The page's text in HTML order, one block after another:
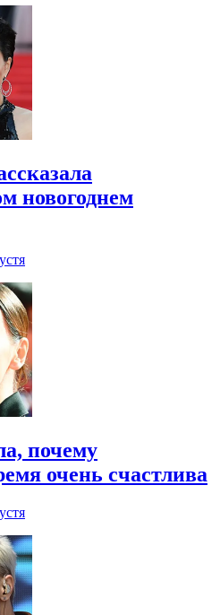
новогоднем
почему
очень счастлива